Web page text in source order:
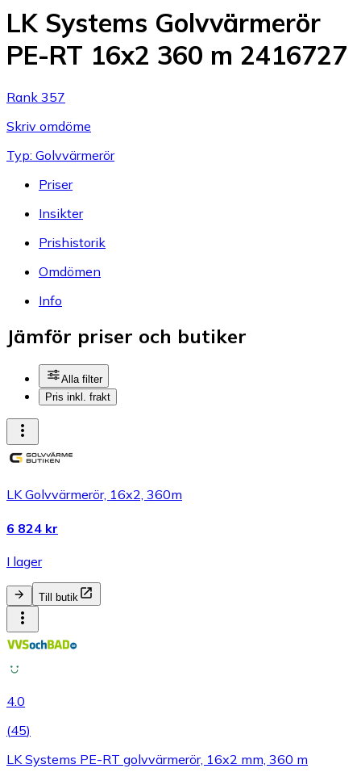
LK Systems Golvvärmerör
PE-RT 16x2 360 m 2416727
Rank 357
Skriv omdöme
Typ: Golvvärmerör
Priser
Insikter
Prishistorik
Omdömen
Info
Jämför priser och butiker
Alla filter
Pris inkl. frakt
LK Golvvärmerör, 16x2, 360m
6 824 kr
I lager
Till butik
4.0
(45)
LK Systems PE-RT golvvärmerör, 16x2 mm, 360 m